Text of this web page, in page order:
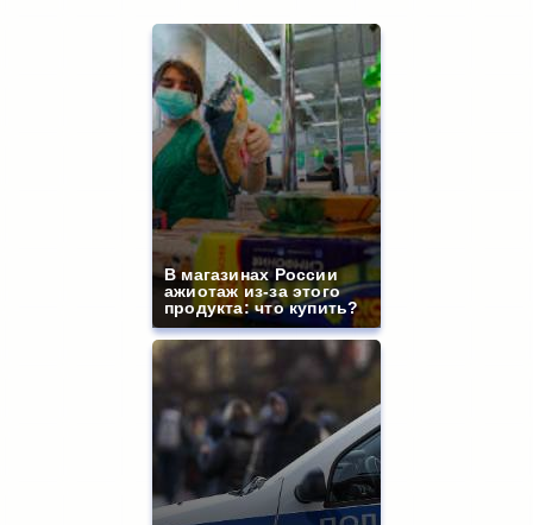
В магазинах России
ажиотаж из-за этого
продукта: что купить?